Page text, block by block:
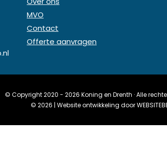
MVO
Contact
Offerte aanvragen
© Copyright 2020 - 2026 Koning en Drenth · Alle
© 2026 | Website ontwikkeling door